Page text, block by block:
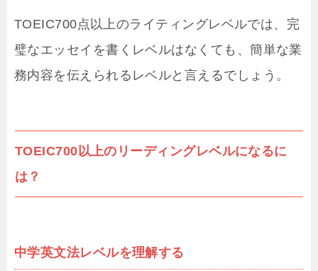
TOEIC700点以上のライティングレベルでは、完
璧なエッセイを書くレベルはなくても、簡単な業
務内容を伝えられるレベルと言えるでしょう。
TOEIC700以上のリーディングレベルになるに
は？
中学英文法レベルを理解する